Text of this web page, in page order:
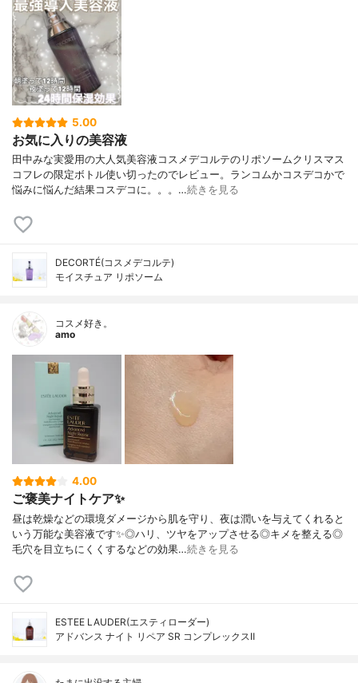
5.00
お気に入りの美容液
田中みな実愛用の大人気美容液コスメデコルテのリポソームクリスマス
コフレの限定ボトル使い切ったのでレビュー。ランコムかコスデコかで
悩みに悩んだ結果コスデコに。。。…続きを見る
DECORTÉ(コスメデコルテ)
モイスチュア リポソーム
コスメ好き。
amo
4.00
ご褒美ナイトケア✨
昼は乾燥などの環境ダメージから肌を守り、夜は潤いを与えてくれると
いう万能な美容液です✨◎ハリ、ツヤをアップさせる◎キメを整える◎
毛穴を目立ちにくくするなどの効果…続きを見る
ESTEE LAUDER(エスティローダー)
アドバンス ナイト リペア SR コンプレックスⅡ